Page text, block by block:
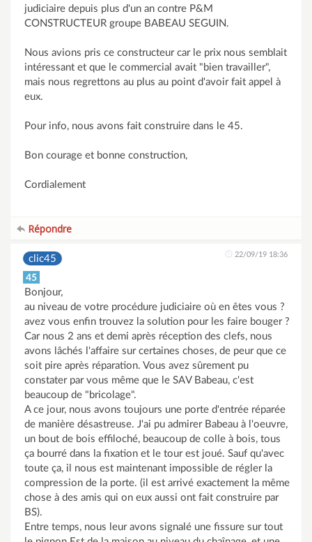
judiciaire depuis plus d'un an contre P&M
CONSTRUCTEUR groupe BABEAU SEGUIN.
Nous avions pris ce constructeur car le prix nous semblait
intéressant et que le commercial avait "bien travailler",
mais nous regrettons au plus au point d'avoir fait appel à
eux.
Pour info, nous avons fait construire dans le 45.
Bon courage et bonne construction,
Cordialement
Répondre
clic45 22/09/19 18:36
45
Bonjour,
au niveau de votre procédure judiciaire où en êtes vous ?
avez vous enfin trouvez la solution pour les faire bouger ?
Car nous 2 ans et demi après réception des clefs, nous
avons lâchés l'affaire sur certaines choses, de peur que ce
soit pire après réparation. Vous avez sûrement pu
constater par vous même que le SAV Babeau, c'est
beaucoup de "bricolage".
A ce jour, nous avons toujours une porte d'entrée réparée
de manière désastreuse. J'ai pu admirer Babeau à l'oeuvre,
un bout de bois effiloché, beaucoup de colle à bois, tous
ça bourré dans la fixation et le tour est joué. Sauf qu'avec
toute ça, il nous est maintenant impossible de régler la
compression de la porte. (il est arrivé exactement la même
chose à des amis qui on eux aussi ont fait construire par
BS).
Entre temps, nous leur avons signalé une fissure sur tout